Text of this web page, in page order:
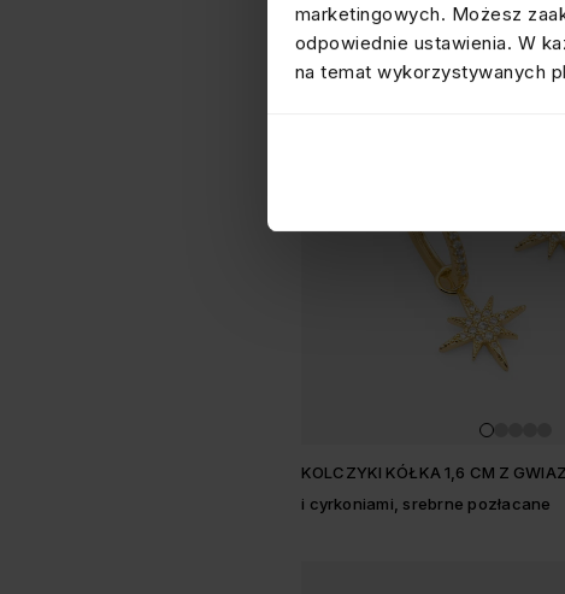
marketingowych. Możesz
odpowiednie ustawienia. W
na temat wykorzystywanych
KOLCZYKI KÓŁKA 1,6 CM Z
i cyrkoniami, srebrne pozłacane